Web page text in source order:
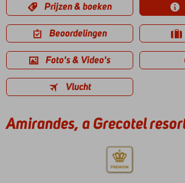
Prijzen & boeken
Beoordelingen
Foto's & Video's
Vlucht
Amirandes, a Grecotel